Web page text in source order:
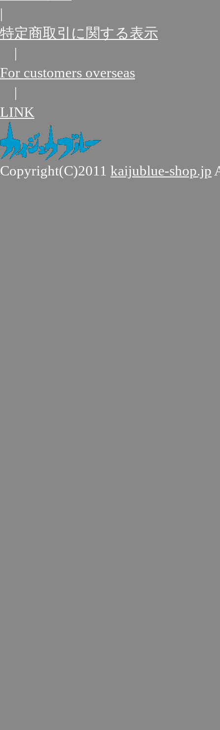
|
特定商取引に関する表示
|
For customers overseas
|
LINK
Copyright(C)2011 kaijublue-shop.jp